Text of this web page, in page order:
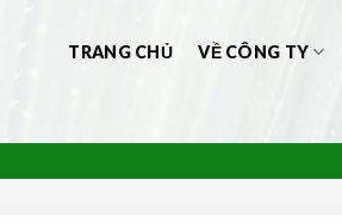
TRANG CHỦ VỀ CÔNG TY